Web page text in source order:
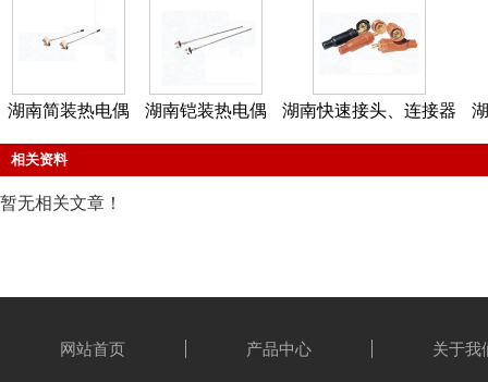
湖南简装热电偶 湖南铠装热电偶 湖南快速接头、连接器
相关资料
暂无相关文章！
网站首页 产品中心 关于我